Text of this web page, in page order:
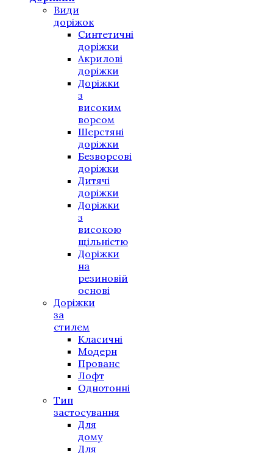
Види
доріжок
Синтетичні
доріжки
Акрилові
доріжки
Доріжки
з
високим
ворсом
Шерстяні
доріжки
Безворсові
доріжки
Дитячі
доріжки
Доріжки
з
високою
щільністю
Доріжки
на
резиновій
основі
Доріжки
за
стилем
Класичні
Модерн
Прованс
Лофт
Однотонні
Тип
застосування
Для
дому
Для